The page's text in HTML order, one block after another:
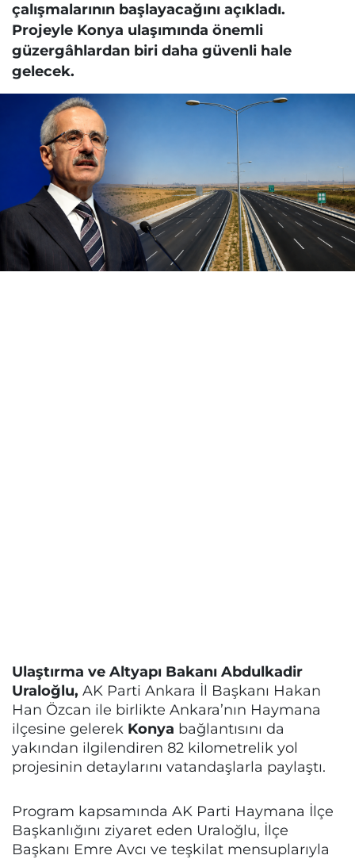
çalışmalarının başlayacağını açıkladı.
Projeyle Konya ulaşımında önemli
güzergâhlardan biri daha güvenli hale
gelecek.
Ulaştırma ve Altyapı Bakanı Abdulkadir
Uraloğlu, AK Parti Ankara İl Başkanı Hakan
Han Özcan ile birlikte Ankara’nın Haymana
ilçesine gelerek Konya bağlantısını da
yakından ilgilendiren 82 kilometrelik yol
projesinin detaylarını vatandaşlarla paylaştı.
Program kapsamında AK Parti Haymana İlçe
Başkanlığını ziyaret eden Uraloğlu, İlçe
Başkanı Emre Avcı ve teşkilat mensuplarıyla